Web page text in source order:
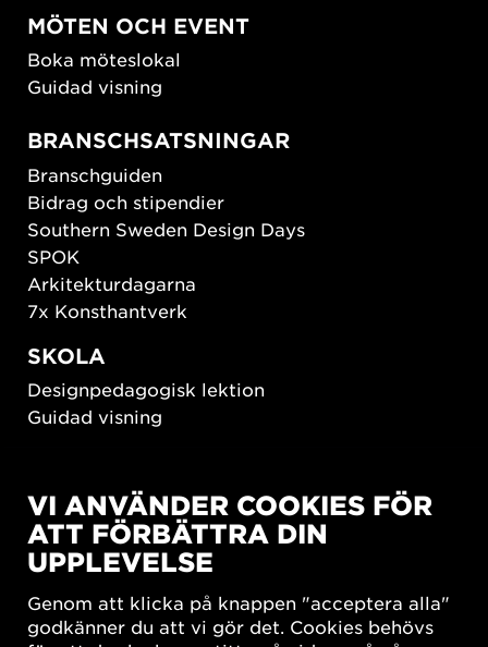
MÖTEN OCH EVENT
Boka möteslokal
Guidad visning
BRANSCHSATSNINGAR
Branschguiden
Bidrag och stipendier
Southern Sweden Design Days
SPOK
Arkitekturdagarna
7x Konsthantverk
SKOLA
Designpedagogisk lektion
Guidad visning
New European Bauhaus
SUSTAINORDIC
Share Future Living
What Matter_s
VI ANVÄNDER COOKIES FÖR
ATT FÖRBÄTTRA DIN
UPPLEVELSE
Genom att klicka på knappen "acceptera alla"
godkänner du att vi gör det. Cookies behövs